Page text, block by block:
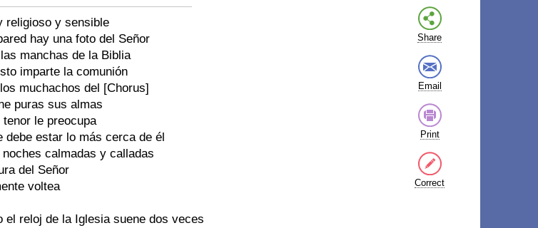
religioso y sensible
hay una foto del Señor
manchas de la Biblia
imparte la comunión
muchachos del [Chorus]
puras sus almas
tenor le preocupa
debe estar lo más cerca de él
noches calmadas y calladas
del Señor
voltea
el reloj de la Iglesia suene dos veces
Share
Email
Print
Correct